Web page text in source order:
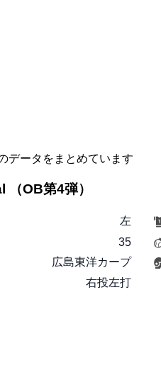
データをまとめています
OB第4弾）
左
35
広島東洋カープ
右投左打